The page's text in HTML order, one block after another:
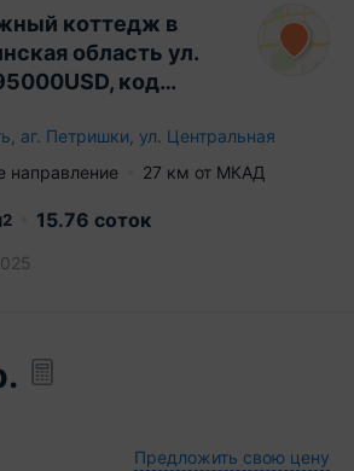
коттедж в
область ул.
код
аг. Петришки ул. Центральная
направление 27 км от МКАД
2 15.76 соток
Предложить свою цену